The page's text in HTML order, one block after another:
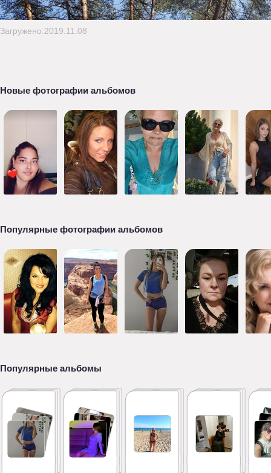
Загружено:2019.11.08
Новые фотографии альбомов
Популярные фотографии альбомов
Популярные альбомы